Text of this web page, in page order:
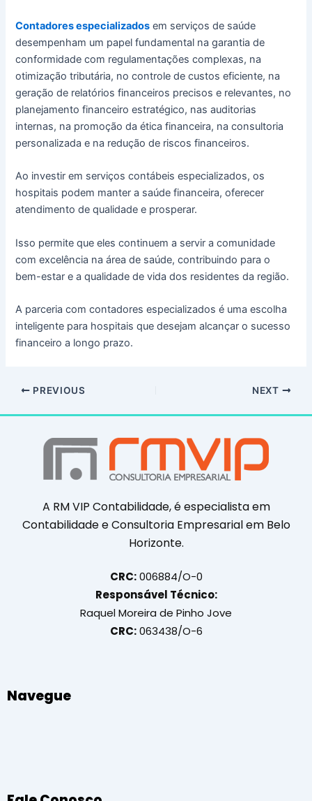
Contadores especializados em serviços de saúde
desempenham um papel fundamental na garantia de
conformidade com regulamentações complexas, na
otimização tributária, no controle de custos eficiente, na
geração de relatórios financeiros precisos e relevantes, no
planejamento financeiro estratégico, nas auditorias
internas, na promoção da ética financeira, na consultoria
personalizada e na redução de riscos financeiros.
Ao investir em serviços contábeis especializados, os
hospitais podem manter a saúde financeira, oferecer
atendimento de qualidade e prosperar.
Isso permite que eles continuem a servir a comunidade
com excelência na área de saúde, contribuindo para o
bem-estar e a qualidade de vida dos residentes da região.
A parceria com contadores especializados é uma escolha
inteligente para hospitais que desejam alcançar o sucesso
financeiro a longo prazo.
PREVIOUS NEXT
A RM VIP Contabilidade, é especialista em
Contabilidade e Consultoria Empresarial em Belo
Horizonte.
CRC:006884/O-0
Responsável Técnico:
Raquel Moreira de Pinho Jove
CRC:063438/O-6
Navegue